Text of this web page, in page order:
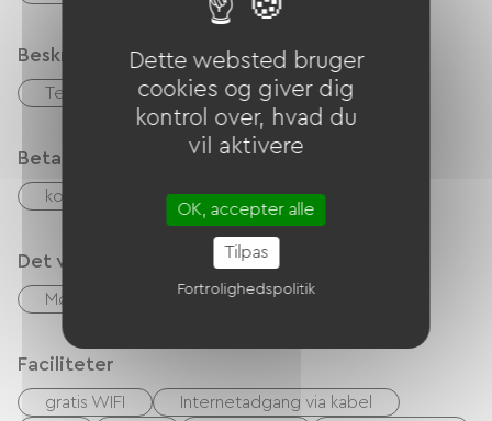
Beskrivelse
Terrasse Privat lukket grund
Betalingsmåder
kontrol Kontanter Overførsel
Det vi er gode til
Mødelokale TV-stue
Faciliteter
gratis WIFI
Internetadgang via kabel
Dette websted bruger
cookies og giver dig
kontrol over, hvad du
vil aktivere
OK, accepter alle
Tilpas
Fortrolighedspolitik